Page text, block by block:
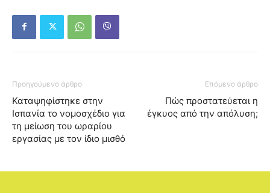
Προηγούμενο άρθρο
Καταψηφίστηκε στην
Ισπανία το νομοσχέδιο για
τη μείωση του ωραρίου
εργασίας με τον ίδιο μισθό
Επόμενο άρθρο
Πώς προστατεύεται η
έγκυος από την απόλυση;